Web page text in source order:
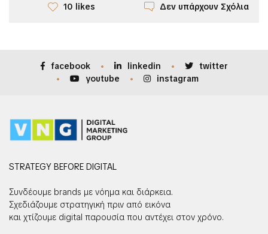
10 likes Δεν υπάρχουν Σχόλια
facebook linkedin
twitter
youtube
instagram
STRATEGY BEFORE DIGITAL
Συνδέουμε brands με νόημα και διάρκεια.
Σχεδιάζουμε στρατηγική πριν από εικόνα
και χτίζουμε digital παρουσία που αντέχει στον χρόνο.